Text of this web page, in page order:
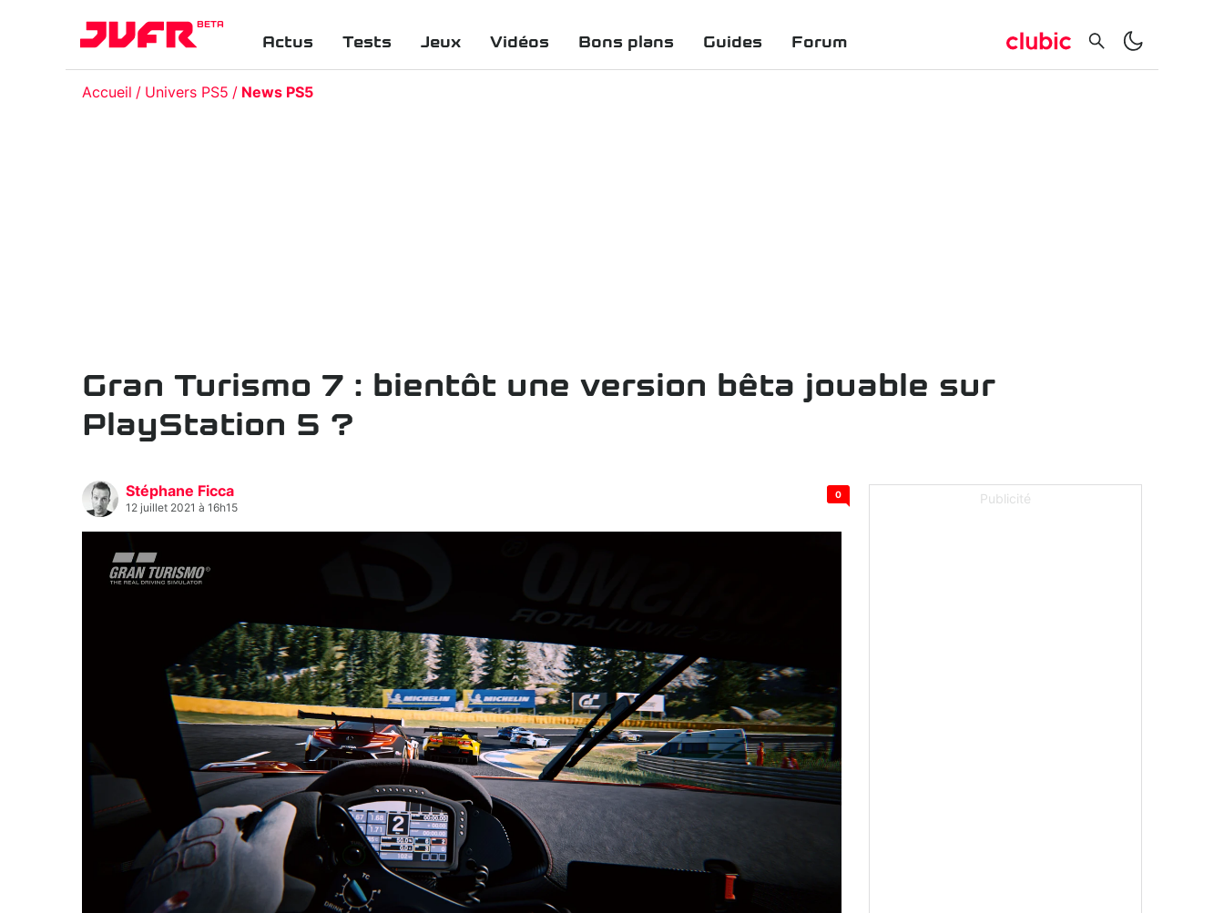
BETA
Actus Tests Jeux Vidéos Bons plans Guides Forum
Accueil Univers PS5 News PS5
Gran Turismo 7 : bientôt une version bêta jouable sur
PlayStation 5 ?
Stéphane Ficca
12 juillet 2021 à 16h15
0 Publicité